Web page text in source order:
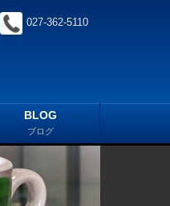
027-362-5110
BLOG
ブログ